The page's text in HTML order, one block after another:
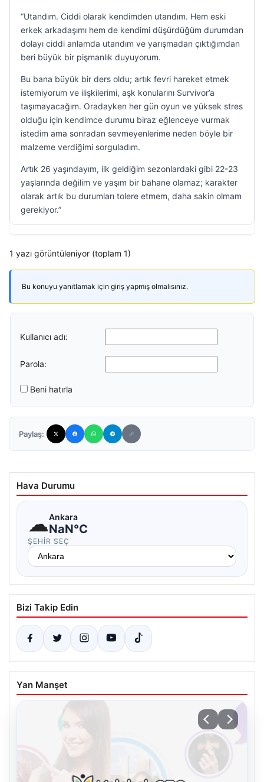
“Utandım. Ciddi olarak kendimden utandım. Hem eski
erkek arkadaşımı hem de kendimi düşürdüğüm durumdan
dolayı ciddi anlamda utandım ve yarışmadan çıktığımdan
beri büyük bir pişmanlık duyuyorum.
Bu bana büyük bir ders oldu; artık fevri hareket etmek
istemiyorum ve ilişkilerimi, aşk konularını Survivor’a
taşımayacağım. Oradayken her gün oyun ve yüksek stres
olduğu için kendimce durumu biraz eğlenceye vurmak
istedim ama sonradan sevmeyenlerime neden böyle bir
malzeme verdiğimi sorguladım.
Artık 26 yaşındayım, ilk geldiğim sezonlardaki gibi 22-23
yaşlarında değilim ve yaşım bir bahane olamaz; karakter
olarak artık bu durumları tolere etmem, daha sakin olmam
gerekiyor.”
1 yazı görüntüleniyor (toplam 1)
Bu konuyu yanıtlamak için giriş yapmış olmalısınız.
Kullanıcı adı:
Parola:
Beni hatırla
Paylaş:
Hava Durumu
☁Ankara
NaN°C
ŞEHIR SEÇ
Bizi Takip Edin
Yan Manşet